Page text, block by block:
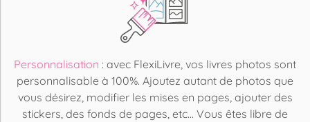
Personnalisation : avec FlexiLivre, vos livres photos sont
personnalisable à 100%. Ajoutez autant de photos que
vous désirez, modifier les mises en pages, ajouter des
stickers, des fonds de pages, etc... Vous êtes libre de